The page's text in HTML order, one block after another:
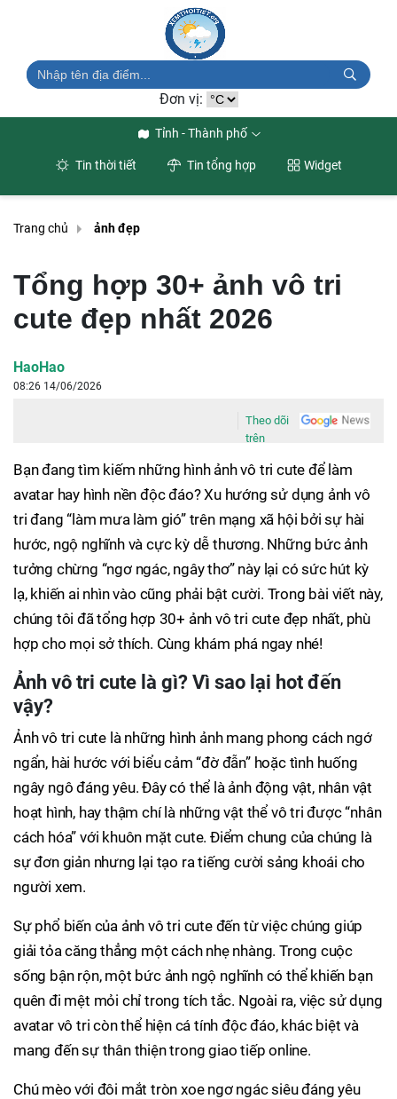
Đơn vị:
Tỉnh - Thành phố
Tin thời tiết Tin tổng hợp Widget
Trang chủ ảnh đẹp
Tổng hợp 30+ ảnh vô tri
cute đẹp nhất 2026
HaoHao
08:26 14/06/2026
Theo dõi
trên
Bạn đang tìm kiếm những hình ảnh vô tri cute để làm
avatar hay hình nền độc đáo? Xu hướng sử dụng ảnh vô
tri đang “làm mưa làm gió” trên mạng xã hội bởi sự hài
hước, ngộ nghĩnh và cực kỳ dễ thương. Những bức ảnh
tưởng chừng “ngơ ngác, ngây thơ” này lại có sức hút kỳ
lạ, khiến ai nhìn vào cũng phải bật cười. Trong bài viết này,
chúng tôi đã tổng hợp 30+ ảnh vô tri cute đẹp nhất, phù
hợp cho mọi sở thích. Cùng khám phá ngay nhé!
Ảnh vô tri cute là gì? Vì sao lại hot đến
vậy?
Ảnh vô tri cute là những hình ảnh mang phong cách ngớ
ngẩn, hài hước với biểu cảm “đờ đẫn” hoặc tình huống
ngây ngô đáng yêu. Đây có thể là ảnh động vật, nhân vật
hoạt hình, hay thậm chí là những vật thể vô tri được “nhân
cách hóa” với khuôn mặt cute. Điểm chung của chúng là
sự đơn giản nhưng lại tạo ra tiếng cười sảng khoái cho
người xem.
Sự phổ biến của ảnh vô tri cute đến từ việc chúng giúp
giải tỏa căng thẳng một cách nhẹ nhàng. Trong cuộc
sống bận rộn, một bức ảnh ngộ nghĩnh có thể khiến bạn
quên đi mệt mỏi chỉ trong tích tắc. Ngoài ra, việc sử dụng
avatar vô tri còn thể hiện cá tính độc đáo, khác biệt và
mang đến sự thân thiện trong giao tiếp online.
Chú mèo với đôi mắt tròn xoe ngơ ngác siêu đáng yêu